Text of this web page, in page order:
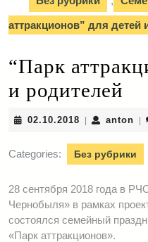
аттракционов” для детей
“Парк
и родителей
02.10.2018 02.10.2018
anton
Categories: Без рубрики
28 сентября 2018 года в
Чернобыля» в рамках
состоялся семейный
«Парк аттракционов».